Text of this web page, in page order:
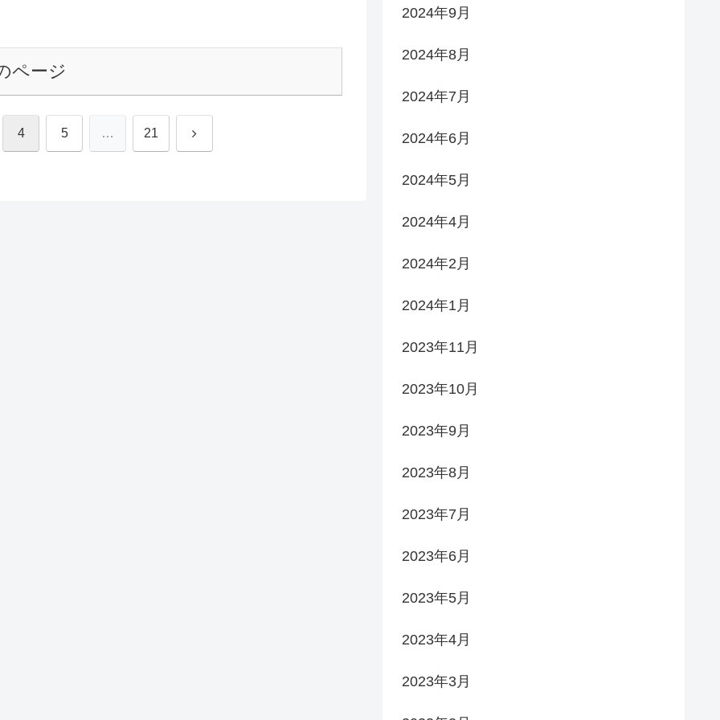
ページ
4 5 … 21 次
2024年9月
2024年8月
2024年7月
2024年6月
2024年5月
2024年4月
2024年2月
2024年1月
2023年11月
2023年10月
2023年9月
2023年8月
2023年7月
2023年6月
2023年5月
2023年4月
2023年3月